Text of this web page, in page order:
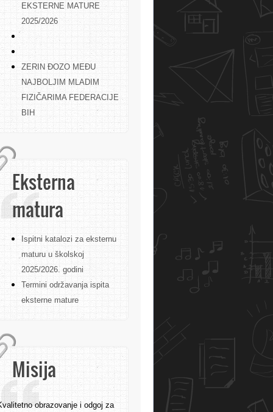
EKSTERNE MATURE
2025/2026
ZERIN ĐOZO MEĐU
NAJBOLJIM MLADIM
FIZIČARIMA FEDERACIJE
BIH
Eksterna
matura
Ispitni katalozi za eksternu
maturu u školskoj
2025/2026. godini
Termini održavanja ispita
eksterne mature
Misija
obrazovanje i odgoj za